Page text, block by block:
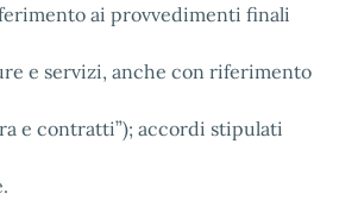
ai provvedimenti finali
e servizi, anche con riferimento
e contratti”); accordi stipulati